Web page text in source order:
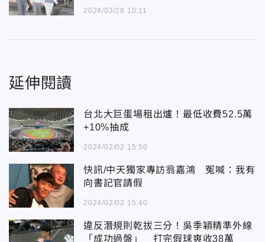
2024/03/28 10:11
延伸閱讀
台北大巨蛋場租出爐！最低收費52.5萬
+10%抽成
2024/02/02 15:50
快訊/中天獨家專訪翁嘉鴻 冤喊：我有
向書記官請假
2024/02/02 15:40
違反潛規則乾拔三分！吳季穎精準外線
「成功過盤」 打完假球爽收38萬